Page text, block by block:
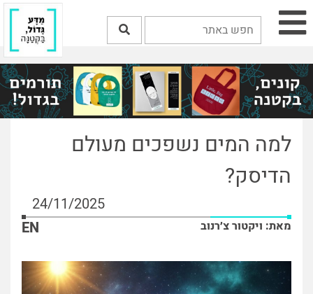
למה המים נשפכים מעולם
הדיסק?
24/11/2025
מאת: ויקטור צ׳רנוב EN